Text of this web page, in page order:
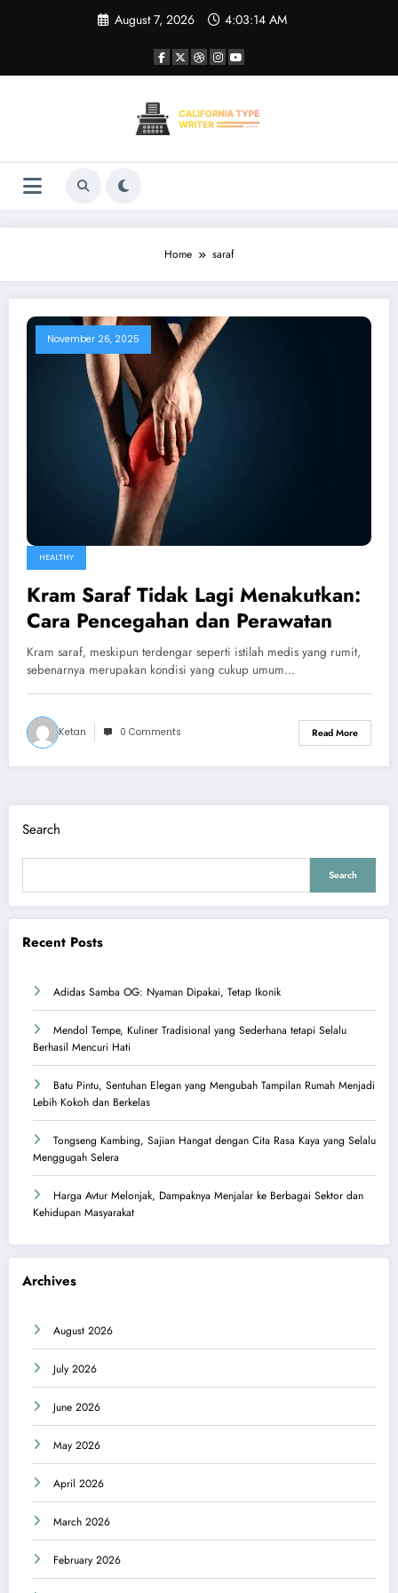
August 7, 2026 4:03:14 AM
Home saraf
November 26, 2025
HEALTHY
Kram Saraf Tidak Lagi Menakutkan:
Cara Pencegahan dan Perawatan
Kram saraf, meskipun terdengar seperti istilah medis yang rumit,
sebenarnya merupakan kondisi yang cukup umum…
Ketan 0 Comments Read More
Search
Search
Recent Posts
Adidas Samba OG: Nyaman Dipakai, Tetap Ikonik
Mendol Tempe, Kuliner Tradisional yang Sederhana tetapi Selalu
Berhasil Mencuri Hati
Batu Pintu, Sentuhan Elegan yang Mengubah Tampilan Rumah Menjadi
Lebih Kokoh dan Berkelas
Tongseng Kambing, Sajian Hangat dengan Cita Rasa Kaya yang Selalu
Menggugah Selera
Harga Avtur Melonjak, Dampaknya Menjalar ke Berbagai Sektor dan
Kehidupan Masyarakat
Archives
August 2026
July 2026
June 2026
May 2026
April 2026
March 2026
February 2026